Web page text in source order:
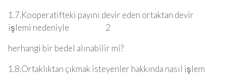
1.7.Kooperatifteki payını devir eden ortaktan devir
işlemi nedeniyle 2
herhangi bir bedel alınabilir mi?
1.8.Ortaklıktan çıkmak isteyenler hakkında nasıl işlem